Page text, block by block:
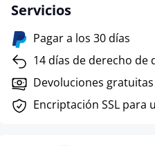
Servicios
Pagar a los 30 días
14 días de derecho de
Devoluciones gratuitas
Encriptación SSL para